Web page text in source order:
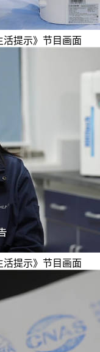
活提示》节目画面
活提示》节目画面